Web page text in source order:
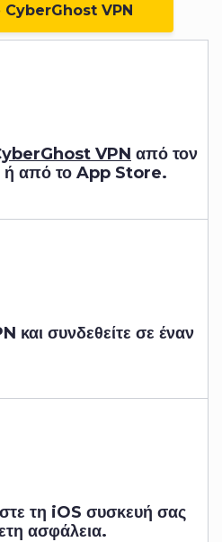
CyberGhost VPN
VPN από τον
ή από το App Store.
και συνδεθείτε σε έναν
τη iOS συσκευή σας
ασφάλεια.